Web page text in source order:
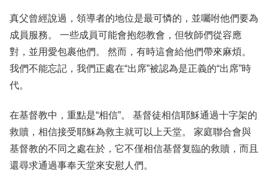
真父曾經說過，領導者的地位是最可憐的，並囑咐他們要為
成員服務。 一些成員可能會抱怨教會，但牧師們從容應
對，並用愛包裹他們。 然而，有時這會給他們帶來麻煩。
我們不能忘記，我們正處在“出席”被認為是正義的“出席”時
代。
在基督教中，重點是“相信”。 基督徒相信耶穌通過十字架的
救贖，相信接受耶穌為救主就可以上天堂。 家庭聯合會與
基督教的不同之處在於，它不僅相信基督复臨的救贖，而且
還尋求通過事奉天堂來安慰人們。